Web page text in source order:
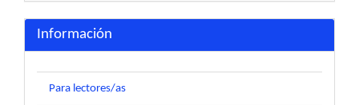
Información
Para lectores/as